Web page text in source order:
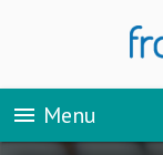
menu Menu